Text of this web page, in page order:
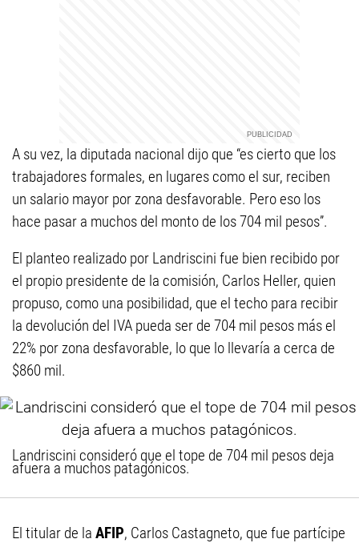
A su vez, la diputada nacional dijo que “es cierto que los
trabajadores formales, en lugares como el sur, reciben
un salario mayor por zona desfavorable. Pero eso los
hace pasar a muchos del monto de los 704 mil pesos”.
El planteo realizado por Landriscini fue bien recibido por
el propio presidente de la comisión, Carlos Heller, quien
propuso, como una posibilidad, que el techo para recibir
la devolución del IVA pueda ser de 704 mil pesos más el
22% por zona desfavorable, lo que lo llevaría a cerca de
$860 mil.
Landriscini consideró que el tope de 704 mil pesos deja
afuera a muchos patagónicos.
El titular de la AFIP, Carlos Castagneto, que fue partícipe